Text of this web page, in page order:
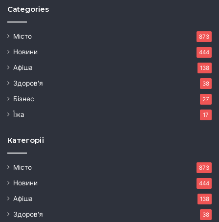
Categories
Місто 873
Новини 444
Афіша 138
Здоров'я 38
Бізнес 27
Їжа 17
Категорії
Місто 873
Новини 444
Афіша 138
Здоров'я 38